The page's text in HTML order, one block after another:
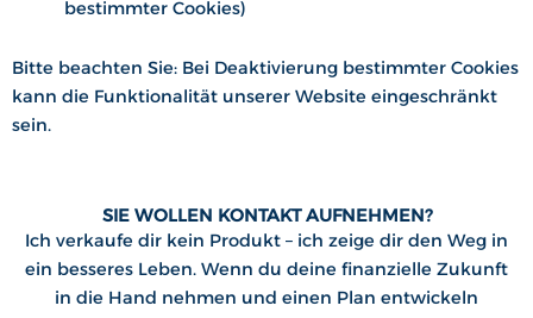
bestimmter Cookies)
Bitte beachten Sie: Bei Deaktivierung bestimmter Cookies
kann die Funktionalität unserer Website eingeschränkt
sein.
SIE WOLLEN KONTAKT AUFNEHMEN?
Ich verkaufe dir kein Produkt – ich zeige dir den Weg in
ein besseres Leben. Wenn du deine finanzielle Zukunft
in die Hand nehmen und einen Plan entwickeln